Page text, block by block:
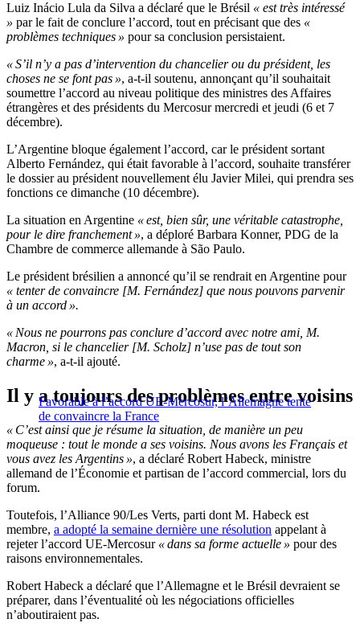
Luiz Inácio Lula da Silva a déclaré que le Brésil « est très intéressé
» par le fait de conclure l’accord, tout en précisant que des «
problèmes techniques » pour sa conclusion persistaient.
« S’il n’y a pas d’intervention du chancelier ou du président, les
choses ne se font pas », a-t-il soutenu, annonçant qu’il souhaitait
soumettre l’accord au niveau politique des ministres des Affaires
étrangères et des présidents du Mercosur mercredi et jeudi (6 et 7
décembre).
L’Argentine bloque également l’accord, car le président sortant
Alberto Fernández, qui était favorable à l’accord, souhaite transférer
le dossier au président nouvellement élu Javier Milei, qui prendra ses
fonctions ce dimanche (10 décembre).
La situation en Argentine « est, bien sûr, une véritable catastrophe,
pour le dire franchement », a déploré Barbara Konner, PDG de la
Chambre de commerce allemande à São Paulo.
Le président brésilien a annoncé qu’il se rendrait en Argentine pour
« tenter de convaincre [M. Fernández] que nous pouvons parvenir
à un accord ».
« Nous ne pourrons pas conclure d’accord avec notre ami, M.
Macron, si le chancelier [M. Scholz] n’use pas de tout son
charme », a-t-il ajouté.
Favorable à l’accord UE-Mercosur, l’Allemagne tente
de convaincre la France
Il y a toujours des problèmes entre voisins
« C’est ainsi que je résume la situation, de manière un peu
moqueuse : tout le monde a ses voisins. Nous avons les Français et
vous avez les Argentins », a déclaré Robert Habeck, ministre
allemand de l’Économie et partisan de l’accord commercial, lors du
forum.
Toutefois, l’Alliance 90/Les Verts, parti dont M. Habeck est
membre, a adopté la semaine dernière une résolution appelant à
rejeter l’accord UE-Mercosur « dans sa forme actuelle » pour des
raisons environnementales.
Robert Habeck a déclaré que l’Allemagne et le Brésil devraient se
préparer, dans l’éventualité où les négociations officielles
n’aboutiraient pas.